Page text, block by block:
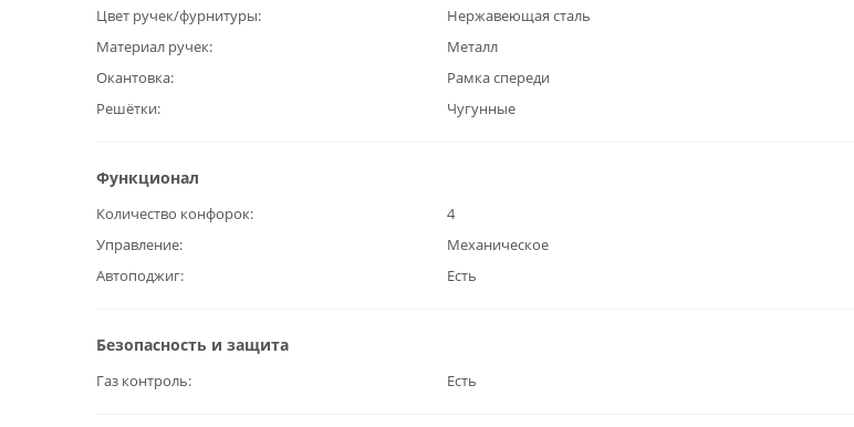
Цвет ручек/фурнитуры
Нержавеющая сталь
Материал ручек
Металл
Окантовка
Рамка спереди
Решётки
Чугунные
Функционал
Количество конфорок
4
Управление
Механическое
Автоподжиг
Есть
Безопасность и защита
Газ контроль Есть